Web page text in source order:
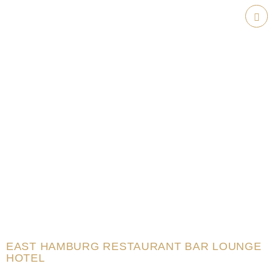
EAST HAMBURG RESTAURANT BAR LOUNGE
HOTEL